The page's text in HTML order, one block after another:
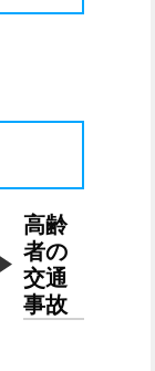
高齢
者の
交通
事故